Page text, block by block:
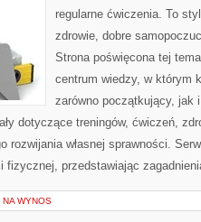
regularne ćwiczenia. To
zdrowie, dobre
Strona poświęcona tej
centrum wiedzy, w którym
zarówno początkujący, jak
dotyczące treningów, ćwiczeń,
rozwijania własnej sprawności.
fizycznej, przedstawiając
WYNOS